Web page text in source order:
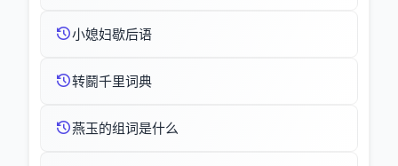
小媳妇歇后语
转鬭千里词典
燕玉的组词是什么